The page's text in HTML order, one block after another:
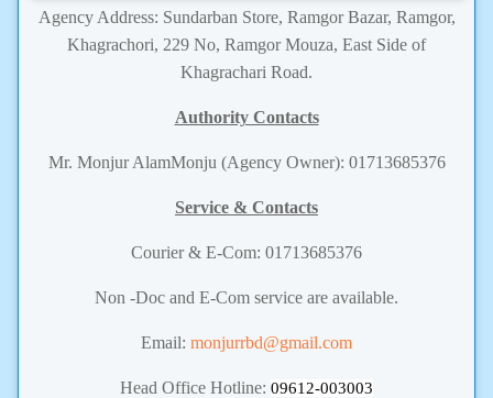
Agency Address: Sundarban Store, Ramgor Bazar, Ramgor,
Khagrachori, 229 No, Ramgor Mouza, East Side of
Khagrachari Road.
Authority Contacts
Mr. Monjur AlamMonju (Agency Owner): 01713685376
Service & Contacts
Courier & E-Com: 01713685376
Non -Doc and E-Com service are available.
Email: monjurrbd@gmail.com
Head Office Hotline: 09612-003003